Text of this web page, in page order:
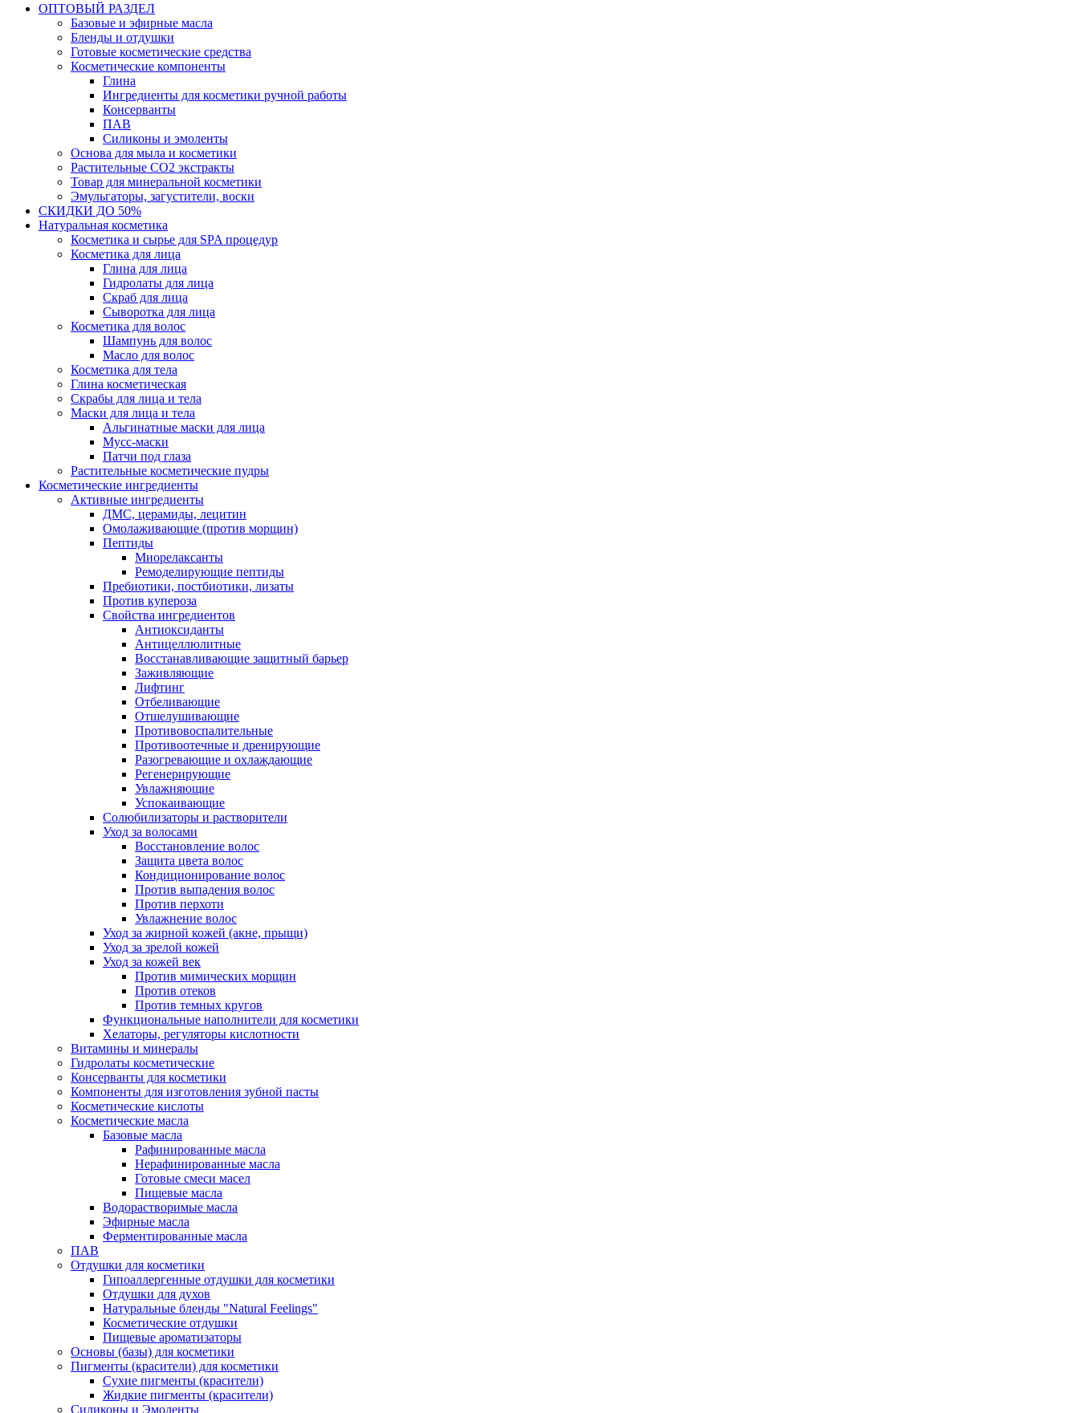
ОПТОВЫЙ РАЗДЕЛ
Базовые и эфирные масла
Бленды и отдушки
Готовые косметические средства
Косметические компоненты
Глина
Ингредиенты для косметики ручной работы
Консерванты
ПАВ
Силиконы и эмоленты
Основа для мыла и косметики
Растительные СО2 экстракты
Товар для минеральной косметики
Эмульгаторы, загустители, воски
СКИДКИ ДО 50%
Натуральная косметика
Косметика и сырье для SPA процедур
Косметика для лица
Глина для лица
Гидролаты для лица
Скраб для лица
Сыворотка для лица
Косметика для волос
Шампунь для волос
Масло для волос
Косметика для тела
Глина косметическая
Скрабы для лица и тела
Маски для лица и тела
Альгинатные маски для лица
Мусс-маски
Патчи под глаза
Растительные косметические пудры
Косметические ингредиенты
Активные ингредиенты
ДМС, церамиды, лецитин
Омолаживающие (против морщин)
Пептиды
Миорелаксанты
Ремоделирующие пептиды
Пребиотики, постбиотики, лизаты
Против купероза
Свойства ингредиентов
Антиоксиданты
Антицеллюлитные
Восстанавливающие защитный барьер
Заживляющие
Лифтинг
Отбеливающие
Отшелушивающие
Противовоспалительные
Противоотечные и дренирующие
Разогревающие и охлаждающие
Регенерирующие
Увлажняющие
Успокаивающие
Солюбилизаторы и растворители
Уход за волосами
Восстановление волос
Защита цвета волос
Кондиционирование волос
Против выпадения волос
Против перхоти
Увлажнение волос
Уход за жирной кожей (акне, прыщи)
Уход за зрелой кожей
Уход за кожей век
Против мимических морщин
Против отеков
Против темных кругов
Функциональные наполнители для косметики
Хелаторы, регуляторы кислотности
Витамины и минералы
Гидролаты косметические
Консерванты для косметики
Компоненты для изготовления зубной пасты
Косметические кислоты
Косметические масла
Базовые масла
Рафинированные масла
Нерафинированные масла
Готовые смеси масел
Пищевые масла
Водорастворимые масла
Эфирные масла
Ферментированные масла
ПАВ
Отдушки для косметики
Гипоаллергенные отдушки для косметики
Отдушки для духов
Натуральные бленды "Natural Feelings"
Косметические отдушки
Пищевые ароматизаторы
Основы (базы) для косметики
Пигменты (красители) для косметики
Сухие пигменты (красители)
Жидкие пигменты (красители)
Силиконы и Эмоленты